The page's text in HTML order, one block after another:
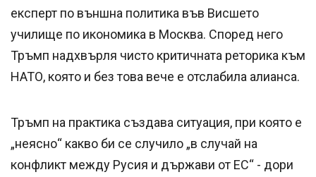
експерт по външна политика във Висшето
училище по икономика в Москва. Според него
Тръмп надхвърля чисто критичната реторика към
НАТО, която и без това вече е отслабила алианса.
Тръмп на практика създава ситуация, при която е
„неясно“ какво би се случило „в случай на
конфликт между Русия и държави от ЕС“ - дори